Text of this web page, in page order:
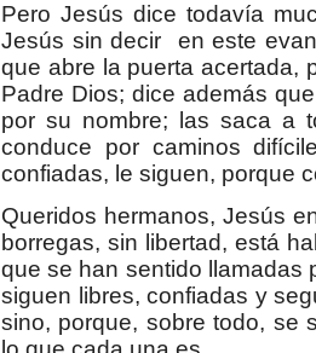
Pero Jesús dice todavía
Jesús sin decir en este
que abre la puerta acertada,
Padre Dios; dice además
por su nombre; las saca a
conduce por caminos
confiadas, le siguen, porque
Queridos hermanos, Jesús
borregas, sin libertad, está
que se han sentido llamadas
siguen libres, confiadas y
sino, porque, sobre todo, se